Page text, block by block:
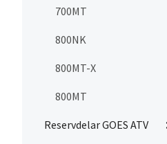
700MT
800NK
800MT-X
800MT
Reservdelar GOES ATV